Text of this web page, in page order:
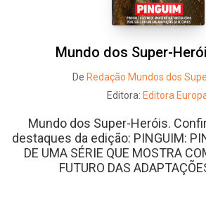
Mundo dos Super-
De Redação Mundos dos
Editora: Editora
Mundo dos Super-Heróis.
destaques da edição: PINGUIM:
DE UMA SÉRIE QUE MOSTRA
FUTURO DAS